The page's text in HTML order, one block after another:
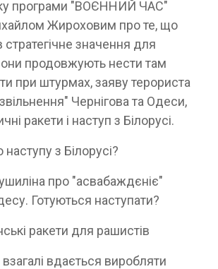
програми "ВОЄННИЙ ЧАС"
Жироховим про те, що
стратегічне значення для
продовжують нести там
при штурмах, заяву терориста
Чернігова та Одеси,
ракети і наступ з Білорусі.
з Білорусі?
про "асвабаждєніє"
Готуються наступати?
ракети для рашистів
взагалі вдається виробляти